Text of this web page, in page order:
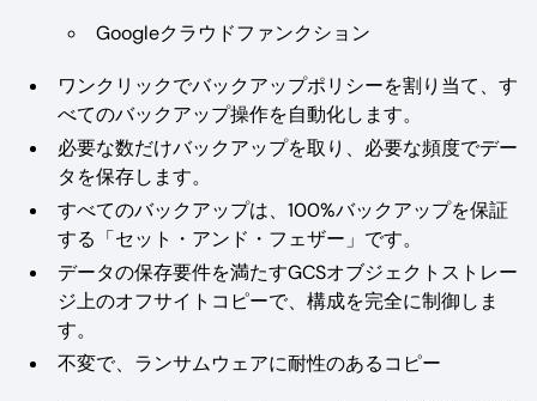
Googleクラウドファンクション
ワンクリックでバックアップポリシーを割り当て、す
べてのバックアップ操作を自動化します。
必要な数だけバックアップを取り、必要な頻度でデー
タを保存します。
すべてのバックアップは、100%バックアップを保証
する「セット・アンド・フェザー」です。
データの保存要件を満たすGCSオブジェクトストレー
ジ上のオフサイトコピーで、構成を完全に制御しま
す。
不変で、ランサムウェアに耐性のあるコピー